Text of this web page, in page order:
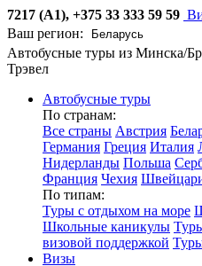
7217 (А1), +375 33 333 59 59
Ваш регион:
Автобусные туры из Минска/
Трэвел
Автобусные туры
По странам:
Все страны Австрия
Германия Греция Италия
Нидерланды Польша
Франция Чехия
По типам:
Туры с отдыхом на море
Школьные каникулы
визовой поддержкой
Визы